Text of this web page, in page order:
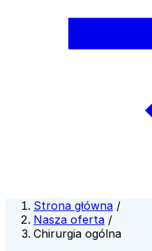
Strona główna /
Nasza oferta /
Chirurgia ogólna